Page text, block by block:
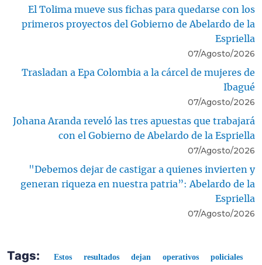
El Tolima mueve sus fichas para quedarse con los
primeros proyectos del Gobierno de Abelardo de la
Espriella
07/Agosto/2026
Trasladan a Epa Colombia a la cárcel de mujeres de
Ibagué
07/Agosto/2026
Johana Aranda reveló las tres apuestas que trabajará
con el Gobierno de Abelardo de la Espriella
07/Agosto/2026
"Debemos dejar de castigar a quienes invierten y
generan riqueza en nuestra patria”: Abelardo de la
Espriella
07/Agosto/2026
Tags: Estos resultados dejan operativos
policiales